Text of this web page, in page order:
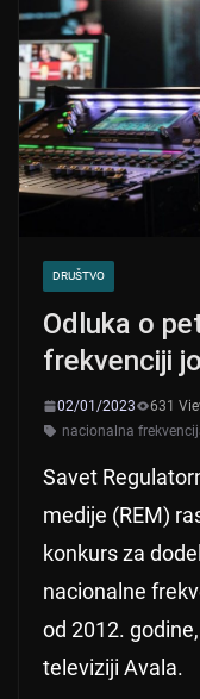
p
p
o
k
DRUŠTVO
Odluka o
frekvenciji
02/01/2023
631
nacionalna
Savet
medije (REM)
konkurs za
nacionalne
od 2012.
televiziji Avala.